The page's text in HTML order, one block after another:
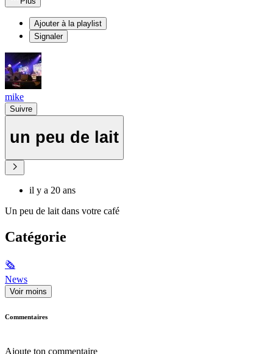
Ajouter à la playlist
Signaler
mike
Suivre
un peu de lait
il y a 20 ans
Un peu de lait dans votre café
Catégorie
🗞
News
Voir moins
Commentaires
Ajoute ton commentaire